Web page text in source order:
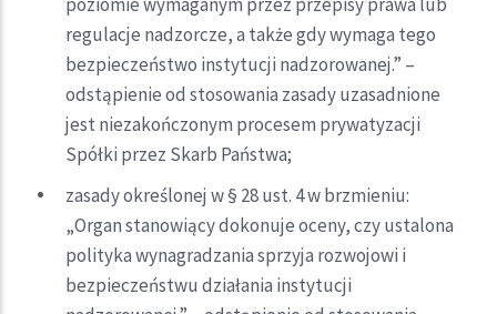
regulacje nadzorcze, a także gdy wymaga tego
bezpieczeństwo instytucji nadzorowanej.” –
odstąpienie od stosowania zasady uzasadnione
jest niezakończonym procesem prywatyzacji
Spółki przez Skarb Państwa;
zasady określonej w § 28 ust. 4 w brzmieniu:
„Organ stanowiący dokonuje oceny, czy ustalona
polityka wynagradzania sprzyja rozwojowi i
bezpieczeństwu działania instytucji